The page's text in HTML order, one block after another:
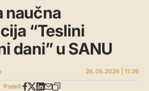
naučna
“Teslini
dani” u SANU
26.05.2026 | 11:26
Podeli: